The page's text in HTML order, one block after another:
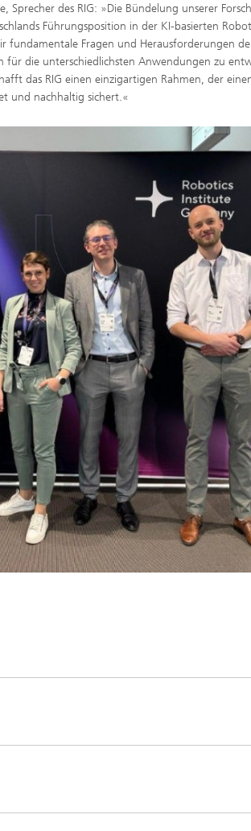
des RIG: »Die Bündelung unserer
Führungsposition in der KI-basierten
fundamentale Fragen und Herausforderungen
für die unterschiedlichsten Anwendungen zu
das RIG einen einzigartigen Rahmen, der
und nachhaltig sichert.«